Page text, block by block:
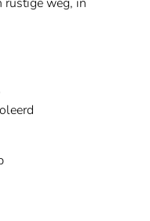
rustige weg, in